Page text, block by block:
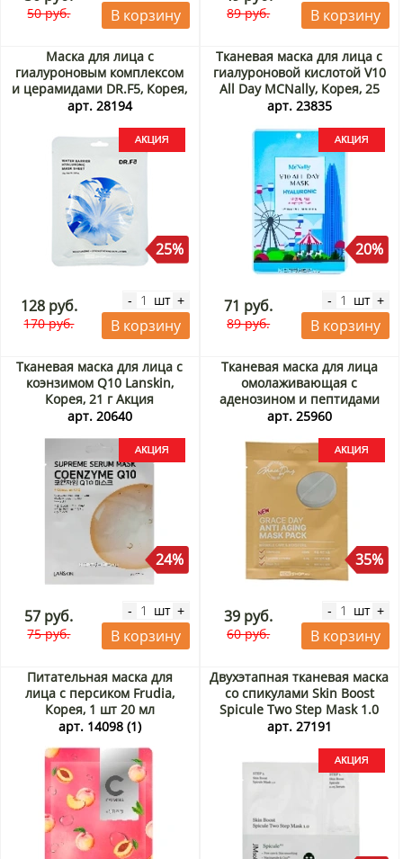
50 руб. В корзину 89 руб. В корзину
Маска для лица с
гиалуроновым комплексом
и церамидами DR.F5, Корея,
23 г Акция
арт. 28194
25%
128 руб.
170 руб.
- шт +
В корзину
Тканевая маска для лица с
гиалуроновой кислотой V10
All Day MCNally, Корея, 25
мл Акция
арт. 23835
20%
71 руб.
89 руб.
- шт +
В корзину
Тканевая маска для лица с
коэнзимом Q10 Lanskin,
Корея, 21 г Акция
арт. 20640
24%
57 руб.
75 руб.
- шт +
В корзину
Тканевая маска для лица
омолаживающая с
аденозином и пептидами
Anti Aging Mask Pack Grace
арт. 25960
35%
39 руб.
60 руб.
- шт +
В корзину
Питательная маска для
лица с персиком Frudia,
Корея, 1 шт 20 мл
арт. 14098 (1)
Двухэтапная тканевая маска
со спикулами Skin Boost
Spicule Two Step Mask 1.0
JMsolution, Корея, 30 мл
арт. 27191